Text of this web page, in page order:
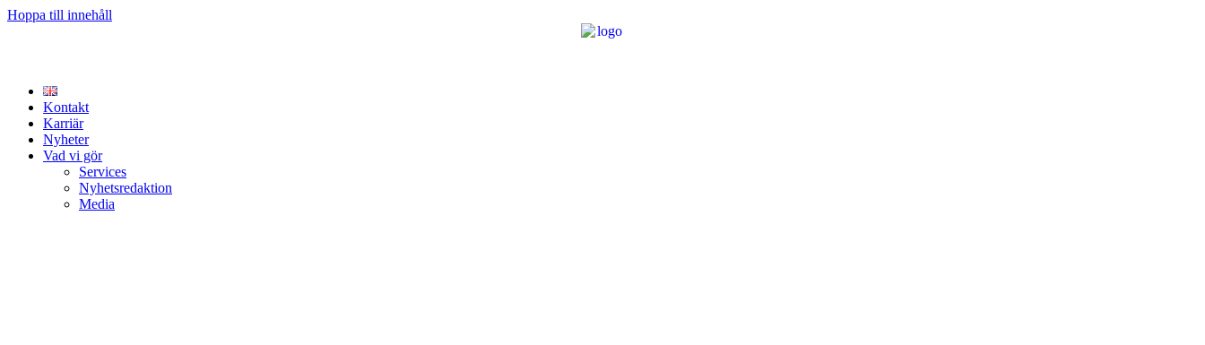
Hoppa till innehåll
Kontakt
Karriär
Nyheter
Vad vi gör
Services
Nyhetsredaktion
Media